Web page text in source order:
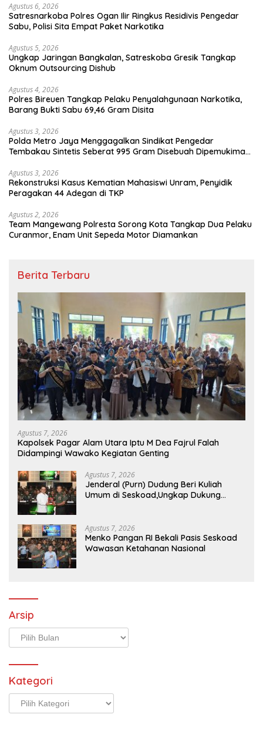
Agustus 6, 2026
Satresnarkoba Polres Ogan Ilir Ringkus Residivis Pengedar
Sabu, Polisi Sita Empat Paket Narkotika
Agustus 5, 2026
Ungkap Jaringan Bangkalan, Satreskoba Gresik Tangkap
Oknum Outsourcing Dishub
Agustus 4, 2026
Polres Bireuen Tangkap Pelaku Penyalahgunaan Narkotika,
Barang Bukti Sabu 69,46 Gram Disita
Agustus 3, 2026
Polda Metro Jaya Menggagalkan Sindikat Pengedar
Tembakau Sintetis Seberat 995 Gram Disebuah Dipemukiman
Agustus 3, 2026
Rekonstruksi Kasus Kematian Mahasiswi Unram, Penyidik
Peragakan 44 Adegan di TKP
Agustus 2, 2026
Team Mangewang Polresta Sorong Kota Tangkap Dua Pelaku
Curanmor, Enam Unit Sepeda Motor Diamankan
Berita Terbaru
Agustus 7, 2026
Kapolsek Pagar Alam Utara Iptu M Dea Fajrul Falah
Didampingi Wawako Kegiatan Genting
Agustus 7, 2026
Jenderal (Purn) Dudung Beri Kuliah
Umum di Seskoad,Ungkap Dukung
Agustus 7, 2026
Menko Pangan RI Bekali Pasis Seskoad
Wawasan Ketahanan Nasional
Arsip
Arsip
Kategori
Kategori